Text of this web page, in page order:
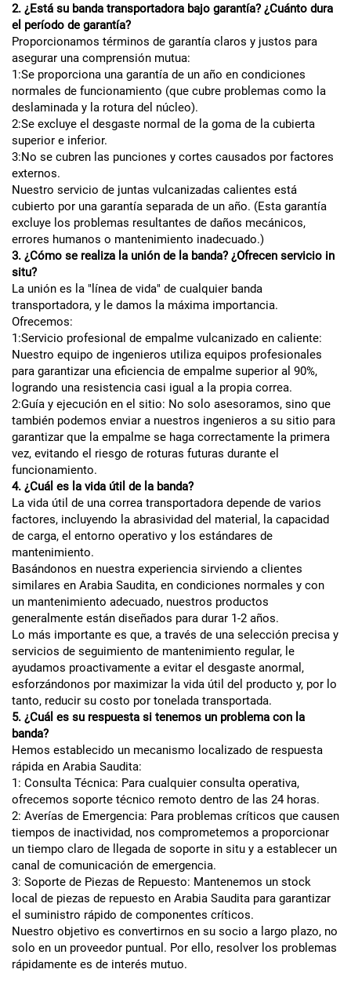
2. ¿Está su banda transportadora bajo garantía? ¿Cuánto dura
el período de garantía?
Proporcionamos términos de garantía claros y justos para
asegurar una comprensión mutua:
1:Se proporciona una garantía de un año en condiciones
normales de funcionamiento (que cubre problemas como la
deslaminada y la rotura del núcleo).
2:Se excluye el desgaste normal de la goma de la cubierta
superior e inferior.
3:No se cubren las punciones y cortes causados por factores
externos.
Nuestro servicio de juntas vulcanizadas calientes está
cubierto por una garantía separada de un año. (Esta garantía
excluye los problemas resultantes de daños mecánicos,
errores humanos o mantenimiento inadecuado.)
3. ¿Cómo se realiza la unión de la banda? ¿Ofrecen servicio in
situ?
La unión es la "línea de vida" de cualquier banda
transportadora, y le damos la máxima importancia.
Ofrecemos:
1:Servicio profesional de empalme vulcanizado en caliente:
Nuestro equipo de ingenieros utiliza equipos profesionales
para garantizar una eficiencia de empalme superior al 90%,
logrando una resistencia casi igual a la propia correa.
2:Guía y ejecución en el sitio: No solo asesoramos, sino que
también podemos enviar a nuestros ingenieros a su sitio para
garantizar que la empalme se haga correctamente la primera
vez, evitando el riesgo de roturas futuras durante el
funcionamiento.
4. ¿Cuál es la vida útil de la banda?
La vida útil de una correa transportadora depende de varios
factores, incluyendo la abrasividad del material, la capacidad
de carga, el entorno operativo y los estándares de
mantenimiento.
Basándonos en nuestra experiencia sirviendo a clientes
similares en Arabia Saudita, en condiciones normales y con
un mantenimiento adecuado, nuestros productos
generalmente están diseñados para durar 1-2 años.
Lo más importante es que, a través de una selección precisa y
servicios de seguimiento de mantenimiento regular, le
ayudamos proactivamente a evitar el desgaste anormal,
esforzándonos por maximizar la vida útil del producto y, por lo
tanto, reducir su costo por tonelada transportada.
5. ¿Cuál es su respuesta si tenemos un problema con la
banda?
Hemos establecido un mecanismo localizado de respuesta
rápida en Arabia Saudita:
1: Consulta Técnica: Para cualquier consulta operativa,
ofrecemos soporte técnico remoto dentro de las 24 horas.
2: Averías de Emergencia: Para problemas críticos que causen
tiempos de inactividad, nos comprometemos a proporcionar
un tiempo claro de llegada de soporte in situ y a establecer un
canal de comunicación de emergencia.
3: Soporte de Piezas de Repuesto: Mantenemos un stock
local de piezas de repuesto en Arabia Saudita para garantizar
el suministro rápido de componentes críticos.
Nuestro objetivo es convertirnos en su socio a largo plazo, no
solo en un proveedor puntual. Por ello, resolver los problemas
rápidamente es de interés mutuo.